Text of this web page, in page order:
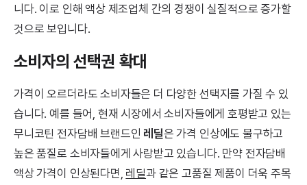
니다. 이로 인해 액상 제조업체 간의 경쟁이 실질적으로 증가할
것으로 보입니다.
소비자의 선택권 확대
가격이 오르더라도 소비자들은 더 다양한 선택지를 가질 수 있
습니다. 예를 들어, 현재 시장에서 소비자들에게 호평받고 있는
무니코틴 전자담배 브랜드인 레딜은 가격 인상에도 불구하고
높은 품질로 소비자들에게 사랑받고 있습니다. 만약 전자담배
액상 가격이 인상된다면, 레딜과 같은 고품질 제품이 더욱 주목